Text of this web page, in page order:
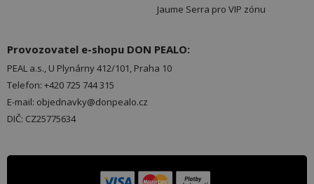
Jaume Serra pro VIP zónu
Provozovatel e-shopu DON PEALO:
PEAL a.s., U Plynárny 412/101, Praha 10
Telefon: +420 725 744 315
E-mail: objednavky@donpealo.cz
DIČ: CZ25775634